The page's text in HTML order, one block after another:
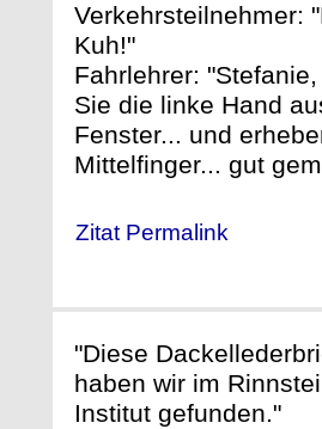
Verkehrsteilnehmer:
Kuh!"
Fahrlehrer:
Sie die linke Hand
Fenster... und
Mittelfinger... gut
Zitat Permalink
"Diese
haben wir im
Institut gefunden."